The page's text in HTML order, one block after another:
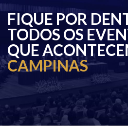
FIQUE POR
TODOS OS
QUE
CAMPINAS